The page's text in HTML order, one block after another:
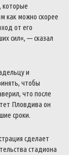
, которые
как можно скорее
от его
сил«, —сказал
и
, чтобы
, что после
Пловдива он
сроки.
сделает
стадиона